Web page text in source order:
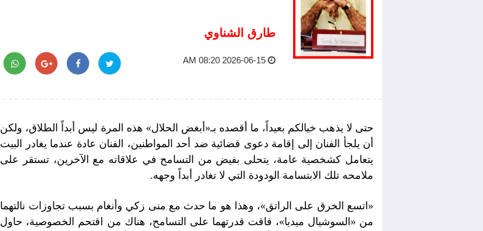
طارق الشناوي
2026-06-15 08:20 AM
حتى لا يذهب خيالكم بعيداً، ما أقصده بـ«أبغض الحلال» هذه المرة ليس أبداً الطلاق، ولكن
أن يلجأ الفنان إلى إقامة دعوى قضائية ضد أحد المواطنين، الفنان عادة عندما يغادر البيت
يتعامل كشخصية عامة، يتحلى بفيض من التسامح في علاقاته مع الآخرين، تستقر على
ملامحه تلك الابتسامة الودودة التي لا تغادر أبداً وجهه.
«اتسع الخرق على الراتق»، وهذا هو ما حدث مع منى زكي وأنغام بسبب تجاوزات نالتهما
من «السوشيال ميديا»، فاقت قدرتهما على التسامح، هناك من اقتحم الخصوصية، حاول